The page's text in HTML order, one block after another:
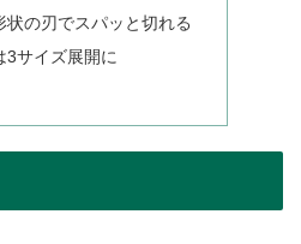
状の刃でスパッと切れる
3サイズ展開に